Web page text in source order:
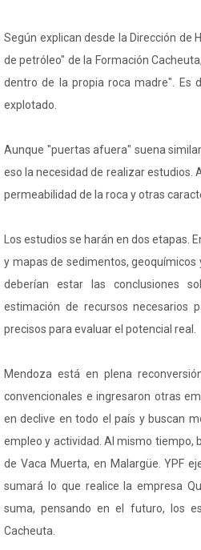
Según explican desde la Dirección de
de petróleo" de la Formación
dentro de la propia roca madre". Es
explotado.
Aunque "puertas afuera" suena
eso la necesidad de realizar estudios.
permeabilidad de la roca y otras
Los estudios se harán en dos etapas.
y mapas de sedimentos,
deberían estar las conclusiones
estimación de recursos necesarios
precisos para evaluar el potencial real.
Mendoza está en plena
convencionales e ingresaron otras
en declive en todo el país y buscan
empleo y actividad. Al mismo tiempo,
de Vaca Muerta, en Malargüe. YPF
sumará lo que realice la empresa
suma, pensando en el futuro, los
Cacheuta.